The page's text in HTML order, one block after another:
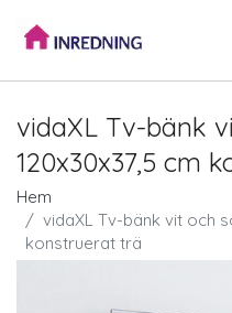
vidaXL Tv-bänk
120x30x37,5 cm
Hem
vidaXL Tv-bänk vit och
konstruerat trä